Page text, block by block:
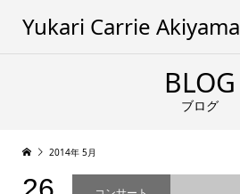
Yukari Carrie Akiyama
BLOG
ブログ
2014年 5月